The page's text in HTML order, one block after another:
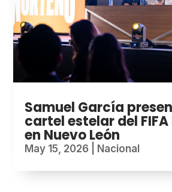
Samuel García
cartel estelar del FIFA
en Nuevo León
May 15, 2026 Nacional